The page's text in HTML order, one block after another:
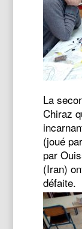
La
Chiraz
(joué
par
(Iran)
défaite.